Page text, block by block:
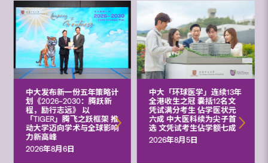
中大发布新一份五年策略计
划《2026‒2030：腾跃新
程，励行志远》 以
「TIGER」腾飞之跃框架 推
动大学迈向学术与全球影响
力新高峰
2026年8月6日
中大「环球医学」连续13年
全港收生之冠 囊括12名文
凭试满分考生 佔学医状元
六成 中大医科续为尖子首
选 文凭试考生佔学额七成
2026年8月5日